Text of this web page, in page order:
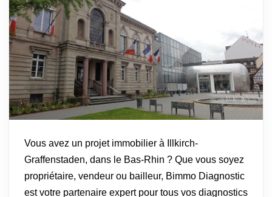
Vous avez un projet immobilier à Illkirch-
Graffenstaden, dans le Bas-Rhin ? Que vous soyez
propriétaire, vendeur ou bailleur, Bimmo Diagnostic
est votre partenaire expert pour tous vos diagnostics